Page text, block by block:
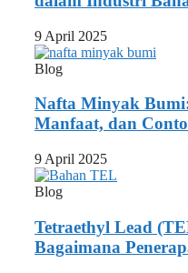
9 April 2025
Blog
Nafta Minyak
Manfaat, dan
9 April 2025
Blog
Tetraethyl Lead
Bagaimana